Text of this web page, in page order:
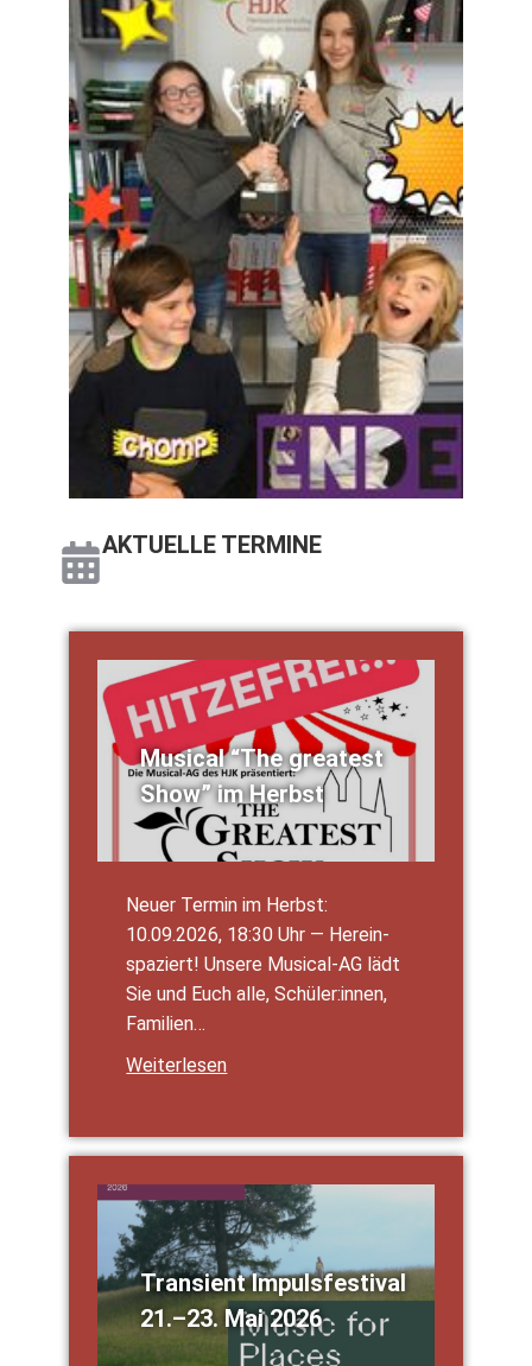
AKTU­EL­LE TER­MI­NE
Musi­cal “The grea­test
Show” im Herbst
Neu­er Ter­min im Herbst:
10.09.2026, 18:30 Uhr — Her­ein­
spa­ziert! Unse­re Musi­­cal-AG lädt
Sie und Euch alle, Schüler:innen,
Fami­li­en…
Wei­ter­le­sen
Tran­si­ent Impuls­fes­ti­val
21.–23. Mai 2026